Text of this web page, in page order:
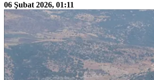
06 Şubat 2026, 01:11